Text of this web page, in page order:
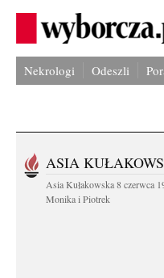
Nekrologi Odeszli
ASIA
Asia Kułakowska 8 czerwca
Monika i Piotrek